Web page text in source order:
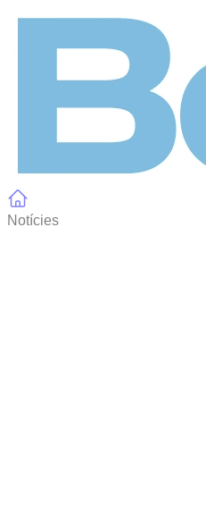
Notícies